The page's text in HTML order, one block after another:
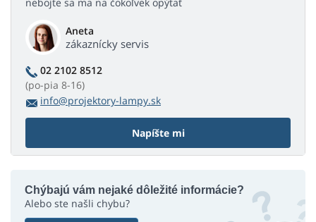
Aneta
zákaznícky servis
02 2102 8512
(po-pia 8-16)
info@projektory-lampy.sk
Napíšte mi
Chýbajú vám nejaké dôležité informácie?
Alebo ste našli chybu?